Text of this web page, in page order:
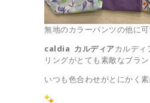
無地のカラーパンツの他に
caldia カルディアカルディ
リングがとても素敵なブラ
いつも色合わせがとにかく